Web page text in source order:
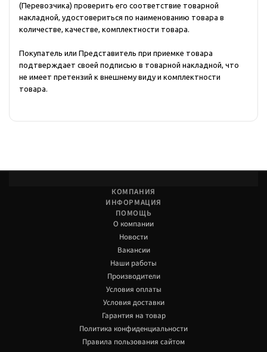
(Перевозчика) проверить его соответствие товарной
накладной, удостовериться по наименованию товара в
количестве, качестве, комплектности товара.
Покупатель или Представитель при приемке товара
подтверждает своей подписью в товарной накладной, что
не имеет претензий к внешнему виду и комплектности
товара.
КОМПАНИЯ
ИНФОРМАЦИЯ
ПОМОЩЬ
О компании
Новости
Вакансии
Наши работы
Производители
Условия оплаты
Условия доставки
Гарантия на товар
Политика конфиденциальности
Правила пользования сайтом